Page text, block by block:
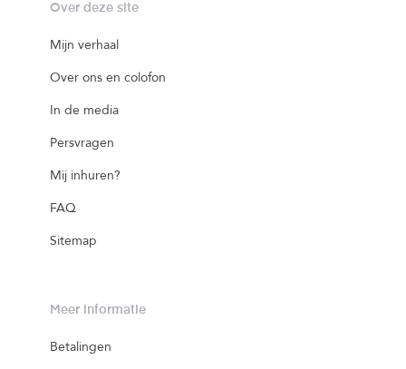
Over deze site
Mijn verhaal
Over ons en colofon
In de media
Persvragen
Mij inhuren?
FAQ
Sitemap
Meer informatie
Betalingen